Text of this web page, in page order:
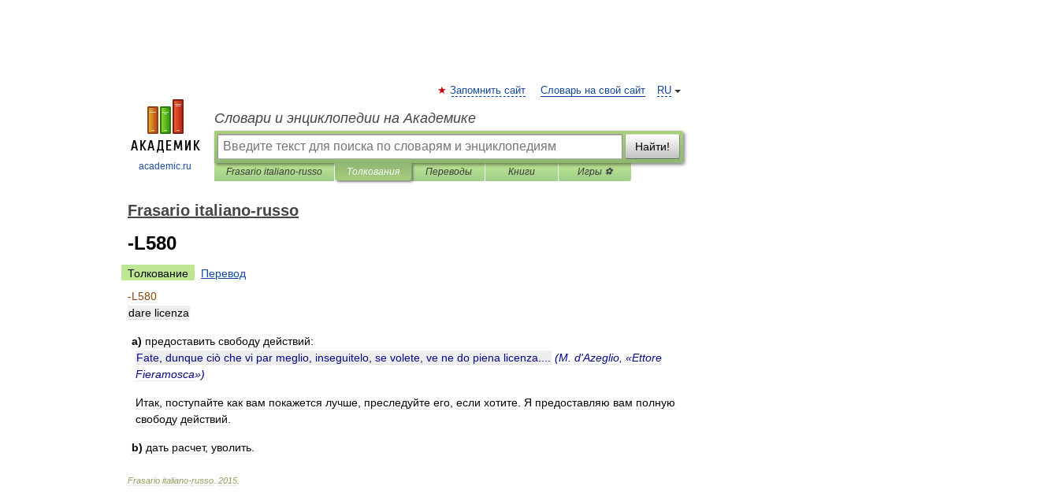
academic.ru
RU
Запомнить сайт Словарь на свой сайт
Словари и энциклопедии на Академике
Найти!
Frasario italiano-russo Толкования Переводы Книги Игры ⚽
Frasario italiano-russo
-L580
Толкование
Перевод
-L580
dare licenza
a) предоставить свободу действий:
Fate dunque ciò che vi par meglio inseguitelo se volete ve ne do piena licenza (M d'Azeglio , «Ettore
Fieramosca»)
Итак поступайте как вам покажется лучше преследуйте его если хотите Я предоставляю вам полную
свободу действий
b) дать расчет, уволить
Frasario italiano-russo 2015